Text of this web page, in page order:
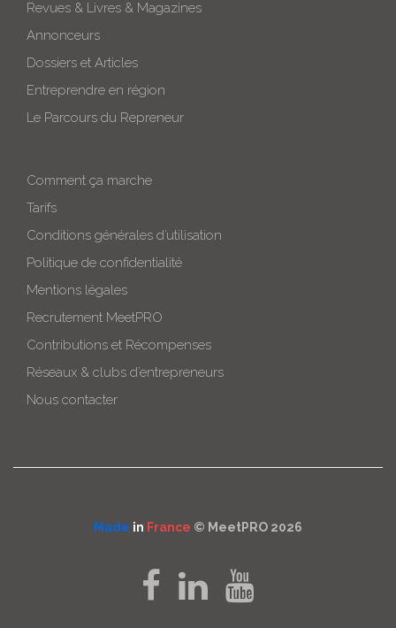
Revues & Livres & Magazines
Annonceurs
Dossiers et Articles
Entreprendre en région
Le Parcours du Repreneur
Comment ça marche
Tarifs
Conditions générales d’utilisation
Politique de confidentialité
Mentions légales
Recrutement MeetPRO
Contributions et Récompenses
Réseaux & clubs d’entrepreneurs
Nous contacter
Made in France © MeetPRO 2026